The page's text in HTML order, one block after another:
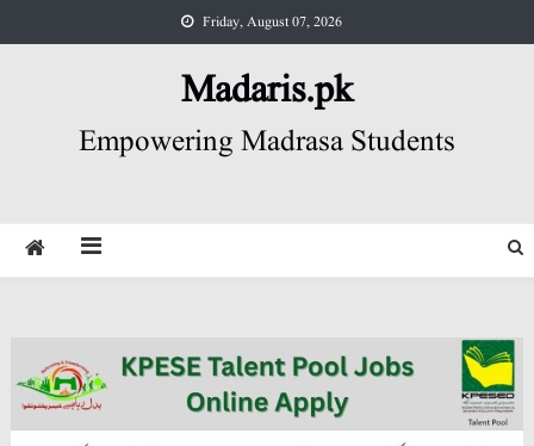
to
Friday, August 07, 2026
Madaris.pk
Empowering Madrasa Students